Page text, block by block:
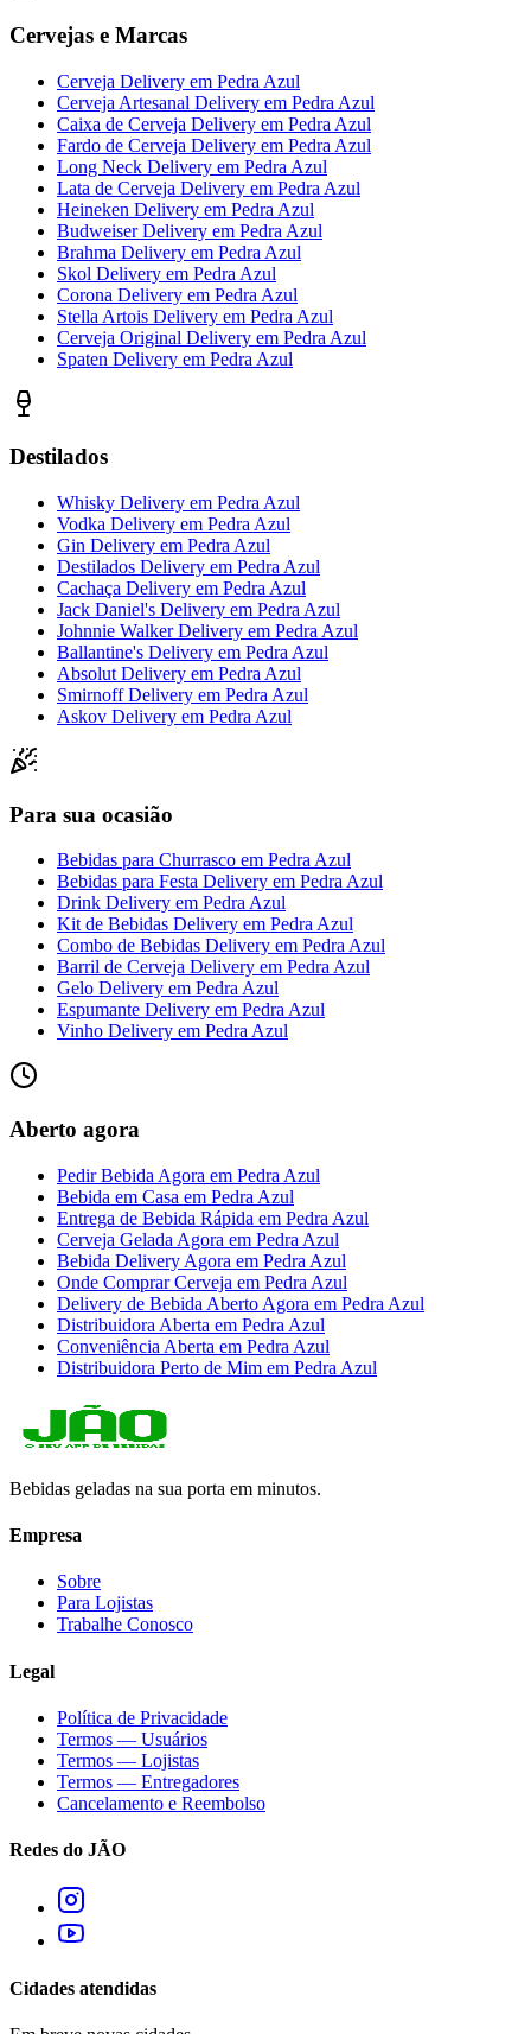
Cervejas e Marcas
Cerveja Delivery em Pedra Azul
Cerveja Artesanal Delivery em Pedra Azul
Caixa de Cerveja Delivery em Pedra Azul
Fardo de Cerveja Delivery em Pedra Azul
Long Neck Delivery em Pedra Azul
Lata de Cerveja Delivery em Pedra Azul
Heineken Delivery em Pedra Azul
Budweiser Delivery em Pedra Azul
Brahma Delivery em Pedra Azul
Skol Delivery em Pedra Azul
Corona Delivery em Pedra Azul
Stella Artois Delivery em Pedra Azul
Cerveja Original Delivery em Pedra Azul
Spaten Delivery em Pedra Azul
Destilados
Whisky Delivery em Pedra Azul
Vodka Delivery em Pedra Azul
Gin Delivery em Pedra Azul
Destilados Delivery em Pedra Azul
Cachaça Delivery em Pedra Azul
Jack Daniel's Delivery em Pedra Azul
Johnnie Walker Delivery em Pedra Azul
Ballantine's Delivery em Pedra Azul
Absolut Delivery em Pedra Azul
Smirnoff Delivery em Pedra Azul
Askov Delivery em Pedra Azul
Para sua ocasião
Bebidas para Churrasco em Pedra Azul
Bebidas para Festa Delivery em Pedra Azul
Drink Delivery em Pedra Azul
Kit de Bebidas Delivery em Pedra Azul
Combo de Bebidas Delivery em Pedra Azul
Barril de Cerveja Delivery em Pedra Azul
Gelo Delivery em Pedra Azul
Espumante Delivery em Pedra Azul
Vinho Delivery em Pedra Azul
Aberto agora
Pedir Bebida Agora em Pedra Azul
Bebida em Casa em Pedra Azul
Entrega de Bebida Rápida em Pedra Azul
Cerveja Gelada Agora em Pedra Azul
Bebida Delivery Agora em Pedra Azul
Onde Comprar Cerveja em Pedra Azul
Delivery de Bebida Aberto Agora em Pedra Azul
Distribuidora Aberta em Pedra Azul
Conveniência Aberta em Pedra Azul
Distribuidora Perto de Mim em Pedra Azul
Bebidas geladas na sua porta em minutos.
Empresa
Sobre
Para Lojistas
Trabalhe Conosco
Legal
Política de Privacidade
Termos — Usuários
Termos — Lojistas
Termos — Entregadores
Cancelamento e Reembolso
Redes do JÃO
Cidades atendidas